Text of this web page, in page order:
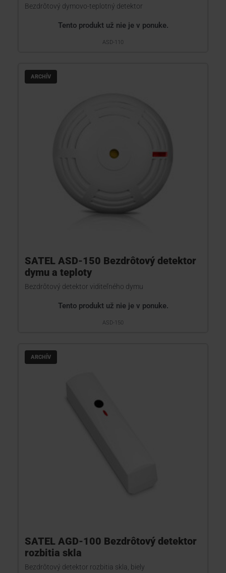
Bezdrôtový dymovo-teplotný detektor
Tento produkt už nie je v ponuke.
ASD-110
ARCHÍV
SATEL ASD-150 Bezdrôtový detektor
dymu a teploty
Bezdrôtový detektor viditeľného dymu
Tento produkt už nie je v ponuke.
ASD-150
ARCHÍV
SATEL AGD-100 Bezdrôtový detektor
rozbitia skla
Bezdrôtový detektor rozbitia skla, biely